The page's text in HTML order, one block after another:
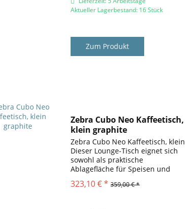
Aktueller Lagerbestand: 16 Stück
Zum Produkt
Zebra Cubo Neo Kaffeetisch,
klein graphite
Zebra Cubo Neo Kaffeetisch, klein
Dieser Lounge-Tisch eignet sich
sowohl als praktische
Ablagefläche für Speisen und
Designtechnischer Mittelpunkt
323,10 € * 359,00 € *